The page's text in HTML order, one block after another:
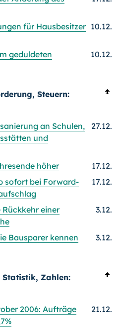
für Hausbesitzer 10.12.
geduldeten
10.12.
Steuern:
an Schulen,
und
27.12.
höher
17.12.
sofort bei Forward-
17.12.
einer
3.12.
Bausparer kennen
3.12.
Statistik, Zahlen:
2006: Aufträge
21.12.